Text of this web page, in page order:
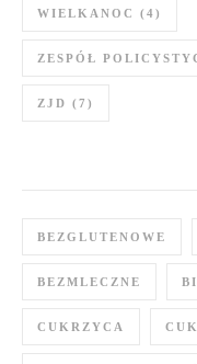
WIELKANOC (4)
ZESPÓŁ
ZJD (7)
BEZGLUTENOWE
BEZMLECZNE
CUKRZYCA